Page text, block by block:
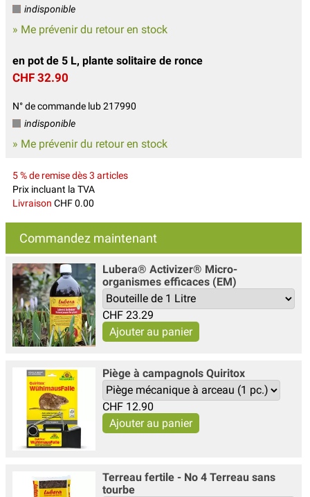
indisponible
» Me prévenir du retour en stock
en pot de 5 L, plante solitaire de ronce
CHF 32.90
N° de commande lub 217990
indisponible
» Me prévenir du retour en stock
5 % de remise dès 3 articles
Prix incluant la TVA
Livraison CHF 0.00
Commandez maintenant
Lubera® Activizer® Micro-
organismes efficaces (EM)
CHF 23.29
Piège à campagnols Quiritox
CHF 12.90
Terreau fertile - No 4 Terreau sans
tourbe